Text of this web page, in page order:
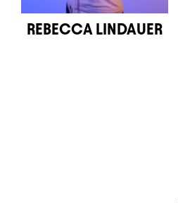
REBECCA LINDAUER